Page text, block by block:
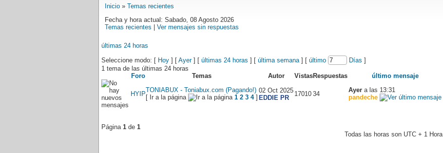
Inicio » Temas recientes
Fecha y hora actual: Sabado, 08 Agosto 2026
Temas recientes
Ver mensajes sin respuestas
últimas 24 horas
Seleccione modo: [ Hoy ] [ Ayer] [ últimas 24 horas ] [ última semana] [ último Días ]
1 tema de las últimas 24 horas
Foro
Temas Autor VistasRespuestas último mensaje
HYIP
TONIABUX - Toniabux.com (Pagando!)
[ Ir a la página
1 2 3 4]
02 Oct 2025
EDDIE PR
17010 34
Ayer a las 13:31
pandeche
Página 1 de 1
Todas las horas son UTC + 1 Hora